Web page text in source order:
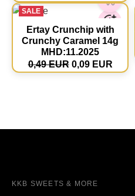
SALE
Ertay Crunchip with
Crunchy Caramel 14g
MHD:11.2025
0,49 EUR 0,09 EUR
KKB SWEETS & MORE